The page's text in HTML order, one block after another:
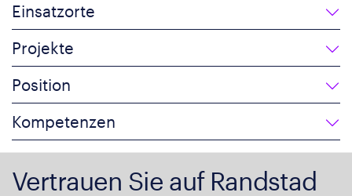
Einsatzorte
Projekte
Position
Kompetenzen
Vertrauen Sie auf Randstad